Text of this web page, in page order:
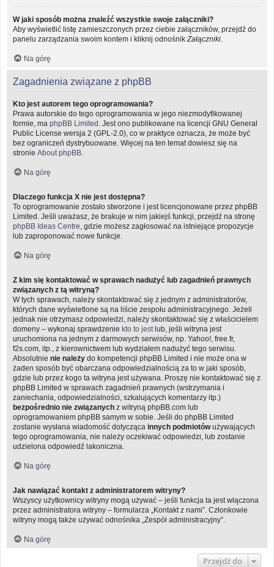
W jaki sposób można znaleźć wszystkie swoje załączniki?
Aby wyświetlić listę zamieszczonych przez ciebie załączników, przejdź do
panelu zarządzania swoim kontem i kliknij odnośnik Załączniki
Na górę
Zagadnienia związane z phpBB
Kto jest autorem tego oprogramowania?
Prawa autorskie do tego oprogramowania w jego niezmodyfikowanej
formie, ma phpBB Limited . Jest ono publikowane na licencji GNU General
Public License wersja 2 (GPL-2.0), co w praktyce oznacza, że może być
bez ograniczeń dystrybuowane. Więcej na ten temat dowiesz się na
stronie About phpBB
Na górę
Dlaczego funkcja X nie jest dostępna?
To oprogramowanie zostało stworzone i jest licencjonowane przez phpBB
Limited. Jeśli uważasz, że brakuje w nim jakiejś funkcji, przejdź na stronę
phpBB Ideas Centre , gdzie możesz zagłosować na istniejące propozycje
lub zaproponować nowe funkcje.
Na górę
Z kim się kontaktować w sprawach nadużyć lub zagadnień prawnych
związanych z tą witryną?
W tych sprawach, należy skontaktować się z jednym z administratorów,
których dane wyświetlone są na liście zespołu administracyjnego. Jeżeli
jednak nie otrzymasz odpowiedzi, należy skontaktować się z właścicielem
domeny – wykonaj sprawdzenie kto to jest lub, jeśli witryna jest
uruchomiona na jednym z darmowych serwisów, np. Yahoo!, free.fr,
f2s.com, itp., z kierownictwem lub wydziałem nadużyć tego serwisu.
Absolutnie nie należy do kompetencji phpBB Limited i nie może ona w
żaden sposób być obarczana odpowiedzialnością za to w jaki sposób,
gdzie lub przez kogo ta witryna jest używana. Proszę nie kontaktować się z
phpBB Limited w sprawach zagadnień prawnych (wstrzymania i
zaniechania, odpowiedzialności, szkalujących komentarzy itp.)
bezpośrednio nie związanych z witryną phpBB.com lub
oprogramowaniem phpBB samym w sobie. Jeśli do phpBB Limited
zostanie wysłana wiadomość dotycząca innych podmiotówużywających
tego oprogramowania, nie należy oczekiwać odpowiedzi, lub zostanie
udzielona odpowiedź lakoniczna.
Na górę
Jak nawiązać kontakt z administratorem witryny?
Wszyscy użytkownicy witryny mogą używać – jeśli funkcja ta jest włączona
przez administratora witryny – formularza „Kontakt z nami”. Członkowie
witryny mogą także używać odnośnika „Zespół administracyjny”.
Na górę
Przejdź do